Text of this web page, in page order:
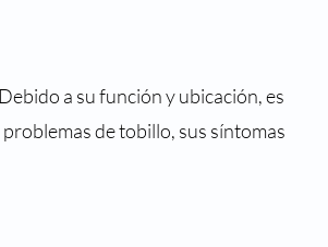
a su función y ubicación, es
de tobillo, sus síntomas